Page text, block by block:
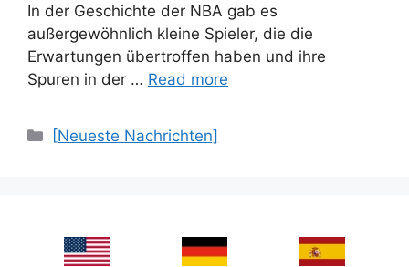
In der Geschichte der NBA gab es
außergewöhnlich kleine Spieler, die die
Erwartungen übertroffen haben und ihre
Spuren in der … Read more
Categories
[Neueste Nachrichten]